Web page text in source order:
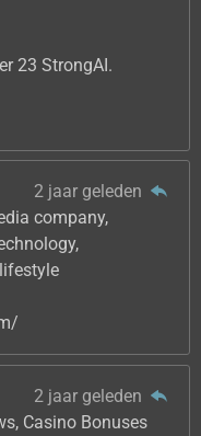
23 StrongAI.
2 jaar geleden
company,
2 jaar geleden
Casino Bonuses